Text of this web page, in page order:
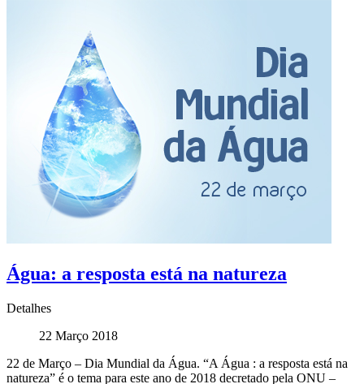
Água: a resposta está na natureza
Detalhes
22 Março 2018
22 de Março – Dia Mundial da Água. “A Água : a resposta está na
natureza” é o tema para este ano de 2018 decretado pela ONU –